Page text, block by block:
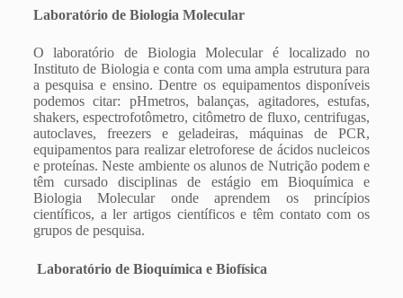
Laboratório de Biologia Molecular
O laboratório de Biologia Molecular é localizado no
Instituto de Biologia e conta com uma ampla estrutura para
a pesquisa e ensino. Dentre os equipamentos disponíveis
podemos citar: pHmetros, balanças, agitadores, estufas,
shakers, espectrofotômetro, citômetro de fluxo, centrifugas,
autoclaves, freezers e geladeiras, máquinas de PCR,
equipamentos para realizar eletroforese de ácidos nucleicos
e proteínas. Neste ambiente os alunos de Nutrição podem e
têm cursado disciplinas de estágio em Bioquímica e
Biologia Molecular onde aprendem os princípios
científicos, a ler artigos científicos e têm contato com os
grupos de pesquisa.
Laboratório de Bioquímica e Biofísica